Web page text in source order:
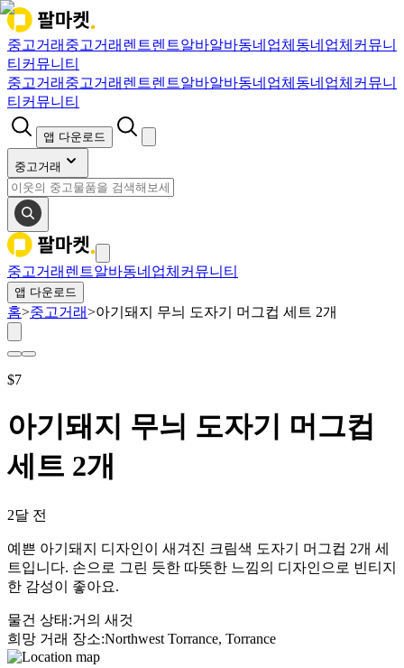
중고거래 중고거래 렌트렌트알바알바동네업체 동네업체 커뮤니
티 커뮤니티
중고거래 중고거래 렌트렌트알바알바동네업체 동네업체 커뮤니
티 커뮤니티
앱 다운로드
중고거래
중고거래 렌트알바동네업체 커뮤니티
앱 다운로드
홈>중고거래>아기돼지 무늬 도자기 머그컵 세트 2개
$7
아기돼지 무늬 도자기 머그컵
세트 2개
2달 전
예쁜 아기돼지 디자인이 새겨진 크림색 도자기 머그컵 2개 세
트입니다. 손으로 그린 듯한 따뜻한 느낌의 디자인으로 빈티지
한 감성이 좋아요.
물건 상태 :거의 새것
희망 거래 장소:Northwest Torrance, Torrance